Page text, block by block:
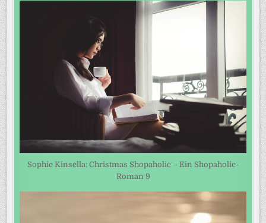
Sophie Kinsella: Christmas Shopaholic – Ein Shopaholic-
Roman 9